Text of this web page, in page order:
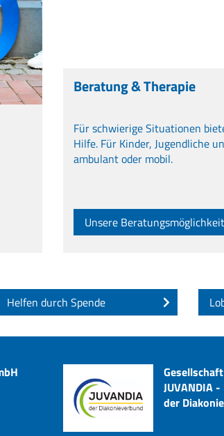
Beratung & Therapie
Für schwierige Situationen
Hilfe. Für Kinder, Jugendliche
ambulant oder mobil.
Unsere
Helfen durch Spende
JUVANDIA -
der